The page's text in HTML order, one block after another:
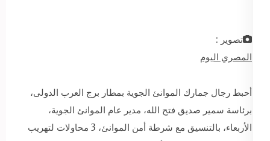
تصوير :
المصري اليوم
أحبط رجال جمارك الموانئ الجوية بمطار برج العرب الدولى،
برئاسة سمير صديق فتح الله، مدير عام الموانئ الجوية،
الأربعاء، بالتنسيق مع شرطة أمن الموانئ، 3 محاولات لتهريب